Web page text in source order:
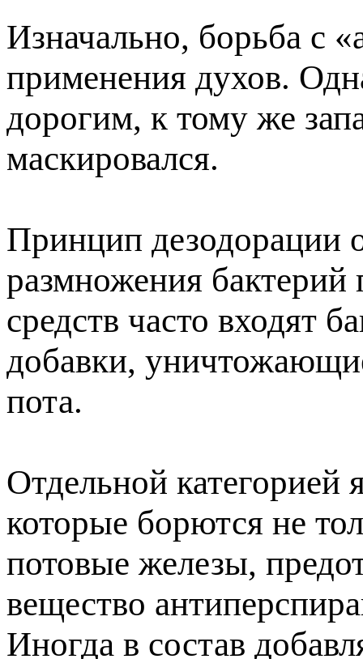
Изначально, борьба с
применения духов.
дорогим, к тому же
маскировался.
Принцип дезодорации
размножения бактерий
средств часто входят
добавки,
пота.
Отдельной категорией
которые борются не
потовые железы,
вещество
Иногда в состав